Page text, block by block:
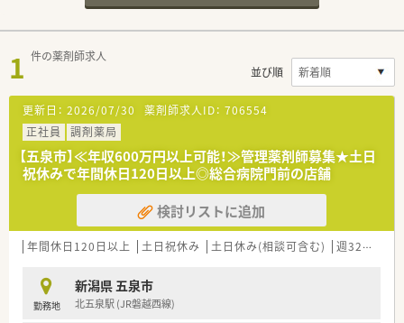
1 件の薬剤師求人
並び順
更新日： 2026/07/30 薬剤師求人ID： 706554
正社員
調剤薬局
【五泉市】≪年収600万円以上可能！≫管理薬剤師募集★土日
祝休みで年間休日120日以上◎総合病院門前の店舗
検討リストに追加
年間休日120日以上 土日祝休み 土日休み(相談可含む) 週32h以上
勤務地
新潟県 五泉市
北五泉駅 (JR磐越西線)